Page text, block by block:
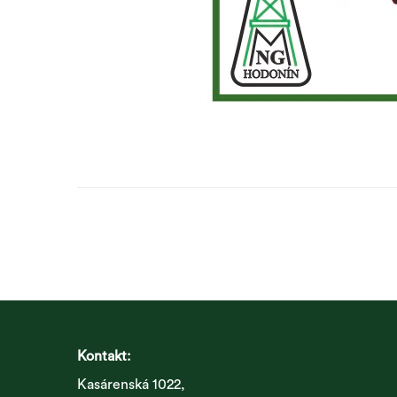
Kontakt:
Kasárenská 1022,